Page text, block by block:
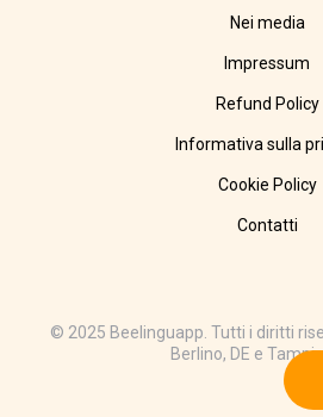
Nei media
Impressum
Refund Policy
Informativa sulla
Cookie Policy
Contatti
© 2025 Beelinguapp. Tutti i diritti
Berlino, DE e